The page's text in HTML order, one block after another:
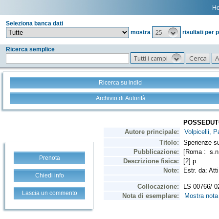
Seleziona banca dati
mostra
25 risultati per
Ricerca semplice
Tutti i campi
Ricerca su indici
Archivio di Autorità
Prenota
Chiedi info
Lascia un commento